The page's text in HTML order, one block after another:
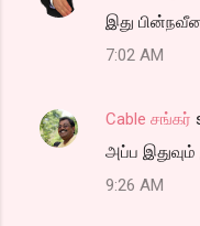
இ‌து
7:02 AM
Cable சங்கர்
அப்ப
9:26 AM